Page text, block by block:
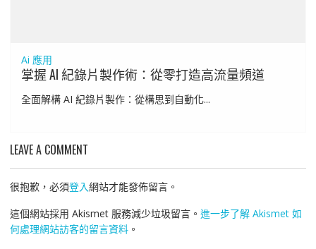
Ai 應用
掌握 AI 紀錄片製作術：從零打造高流量頻道
全面解構 AI 紀錄片製作：從構思到自動化...
LEAVE A COMMENT
很抱歉，必須登入網站才能發佈留言。
這個網站採用 Akismet 服務減少垃圾留言。 進一步了解 Akismet 如
何處理網站訪客的留言資料。